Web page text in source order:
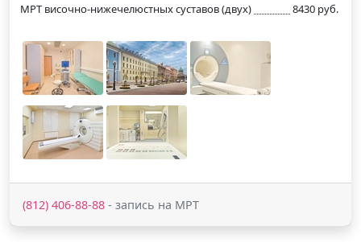
МРТ височно-нижечелюстных суставов (двух) 8430 руб.
(812) 406-88-88 - запись на МРТ